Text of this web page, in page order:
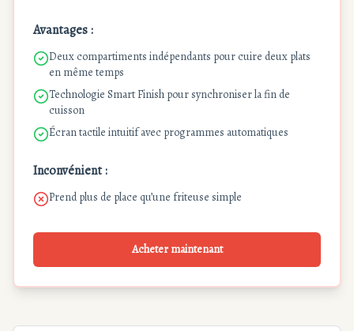
Avantages :
Deux compartiments indépendants pour cuire deux plats
en même temps
Technologie Smart Finish pour synchroniser la fin de
cuisson
Écran tactile intuitif avec programmes automatiques
Inconvénient :
Prend plus de place qu’une friteuse simple
Acheter maintenant